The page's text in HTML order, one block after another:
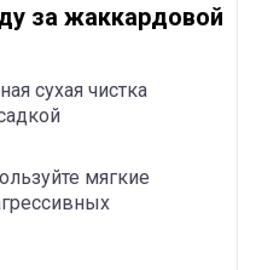
за жаккардовой
сухая чистка
мягкие